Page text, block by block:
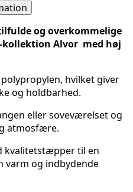
og overkommelige
Alvor med høj
hvilket giver
og holdbarhed.
eller soveværelset og
atmosfære.
kvalitetstæpper til en
varm og indbydende